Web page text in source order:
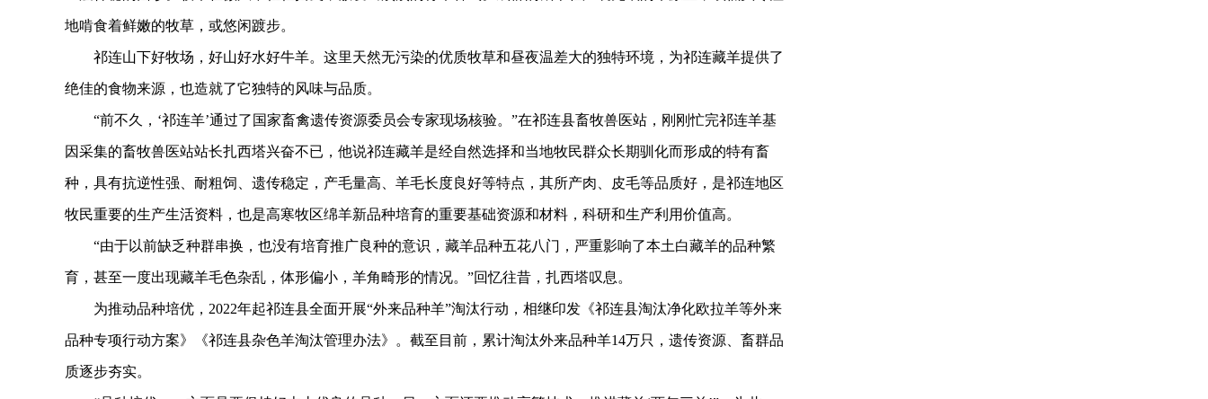
地啃食着鲜嫩的牧草，或悠闲踱步。
祁连山下好牧场，好山好水好牛羊。这里天然无污染的优质牧草和昼夜温差大的独特环境，为祁连藏羊提供了
绝佳的食物来源，也造就了它独特的风味与品质。
“前不久，‘祁连羊’通过了国家畜禽遗传资源委员会专家现场核验。”在祁连县畜牧兽医站，刚刚忙完祁连羊基
因采集的畜牧兽医站站长扎西塔兴奋不已，他说祁连藏羊是经自然选择和当地牧民群众长期驯化而形成的特有畜
种，具有抗逆性强、耐粗饲、遗传稳定，产毛量高、羊毛长度良好等特点，其所产肉、皮毛等品质好，是祁连地区
牧民重要的生产生活资料，也是高寒牧区绵羊新品种培育的重要基础资源和材料，科研和生产利用价值高。
“由于以前缺乏种群串换，也没有培育推广良种的意识，藏羊品种五花八门，严重影响了本土白藏羊的品种繁
育，甚至一度出现藏羊毛色杂乱，体形偏小，羊角畸形的情况。”回忆往昔，扎西塔叹息。
为推动品种培优，2022年起祁连县全面开展“外来品种羊”淘汰行动，相继印发《祁连县淘汰净化欧拉羊等外来
品种专项行动方案》《祁连县杂色羊淘汰管理办法》。截至目前，累计淘汰外来品种羊14万只，遗传资源、畜群品
质逐步夯实。